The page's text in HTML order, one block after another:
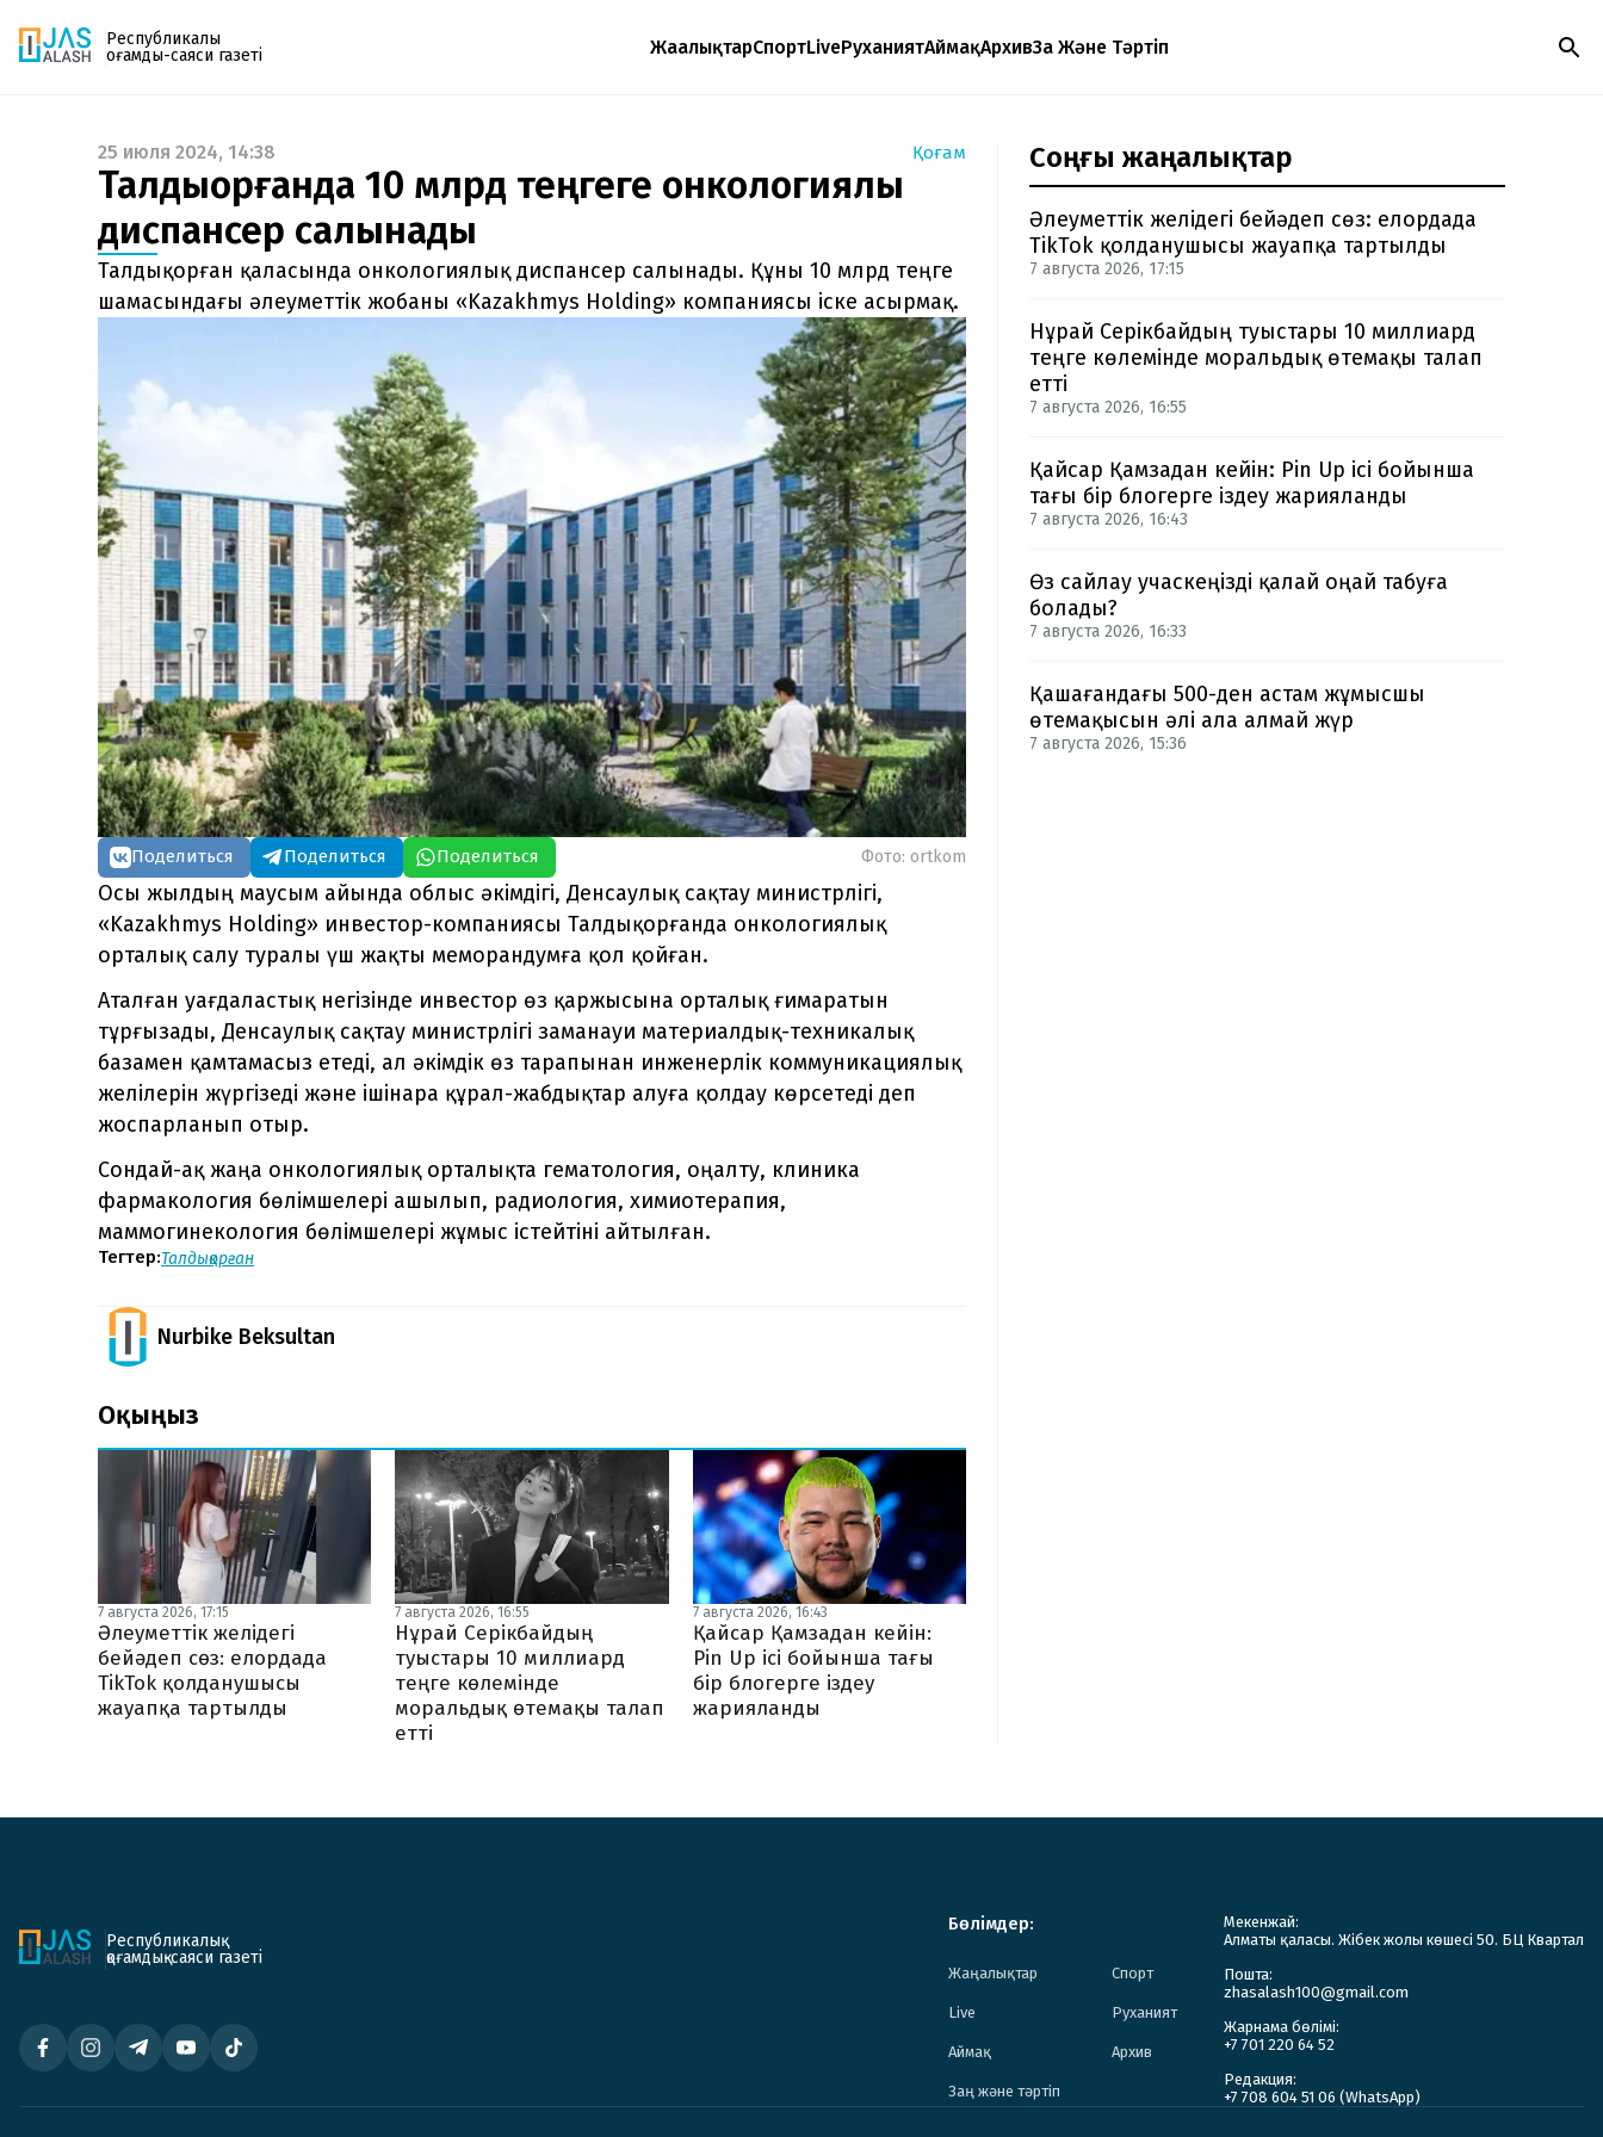
Республикалық
қоғамдық-саяси газеті
ЖаңалықтарСпортLiveРуханиятАймақАрхивЗаң Және Тәртіп
Газетке жазылу
PDF форматтағы газетті ай сайын электронды
поштаңызға алып отырыңыз. Жаңа нөмір
шыққан сәтте сізге бірден жіберіледі. Тек email
енгізіңіз, біз қалғанын өзіміз жібереміз.
25 июля 2024, 14:38 Қоғам
Талдықорғанда 10 млрд теңгеге онкологиялық
диспансер салынады
Талдықорған қаласында онкологиялық диспансер салынады. Құны 10 млрд теңге
шамасындағы әлеуметтік жобаны «Kazakhmys Holding» компаниясы іске асырмақ.
Поделиться Поделиться Поделиться Фото: ortkom
Осы жылдың маусым айында облыс әкімдігі, Денсаулық сақтау министрлігі,
«Kazakhmys Holding» инвестор-компаниясы Талдықорғанда онкологиялық
орталық салу туралы үш жақты меморандумға қол қойған.
Аталған уағдаластық негізінде инвестор өз қаржысына орталық ғимаратын
тұрғызады, Денсаулық сақтау министрлігі заманауи материалдық-техникалық
базамен қамтамасыз етеді, ал әкімдік өз тарапынан инженерлік коммуникациялық
желілерін жүргізеді және ішінара құрал-жабдықтар алуға қолдау көрсетеді деп
жоспарланып отыр.
Сондай-ақ жаңа онкологиялық орталықта гематология, оңалту, клиника
фармакология бөлімшелері ашылып, радиология, химиотерапия,
маммогинекология бөлімшелері жұмыс істейтіні айтылған.
Тегтер:Талдықорған
Nurbike Beksultan
Оқыңыз
7 августа 2026, 17:15
Әлеуметтік желідегі
бейәдеп сөз: елордада
TikTok қолданушысы
жауапқа тартылды
7 августа 2026, 16:55
Нұрай Серікбайдың
туыстары 10 миллиард
теңге көлемінде
моральдық өтемақы талап
етті
7 августа 2026, 16:43
Қайсар Қамзадан кейін:
Pin Up ісі бойынша тағы
бір блогерге іздеу
жарияланды
Соңғы жаңалықтар
Әлеуметтік желідегі бейәдеп сөз: елордада
TikTok қолданушысы жауапқа тартылды
7 августа 2026, 17:15
Нұрай Серікбайдың туыстары 10 миллиард
теңге көлемінде моральдық өтемақы талап
етті
7 августа 2026, 16:55
Қайсар Қамзадан кейін: Pin Up ісі бойынша
тағы бір блогерге іздеу жарияланды
7 августа 2026, 16:43
Өз сайлау учаскеңізді қалай оңай табуға
болады?
7 августа 2026, 16:33
Қашағандағы 500-ден астам жұмысшы
өтемақысын әлі ала алмай жүр
7 августа 2026, 15:36
Республикалық
қоғамдық-саяси газеті
Бөлімдер:
Жаңалықтар Спорт
Live Руханият
Аймақ Архив
Заң және тәртіп
Мекенжай:
Алматы қаласы. Жібек жолы көшесі 50. БЦ Квартал
Пошта:
zhasalash100@gmail.com
Жарнама бөлімі:
+7 701 220 64 52
Редакция:
+7 708 604 51 06 (WhatsApp)